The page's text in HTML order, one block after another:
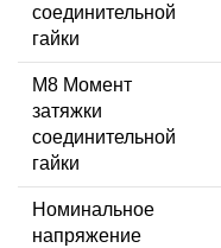
соединительной
гайки
M8 Момент
затяжки
соединительной
гайки
Номинальное
напряжение